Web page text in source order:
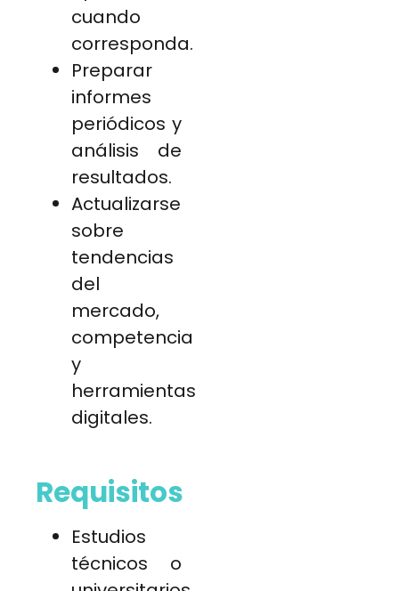
cuando
corresponda.
Preparar
informes
periódicos y
análisis de
resultados.
Actualizarse
sobre
tendencias
del
mercado,
competencia
y
herramientas
digitales.
Requisitos
Estudios
técnicos o